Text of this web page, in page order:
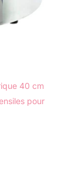
40 cm
pour